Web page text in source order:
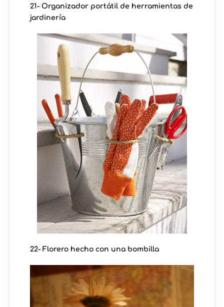
21- Organizador portátil de herramientas de
jardinería
22- Florero hecho con una bombilla